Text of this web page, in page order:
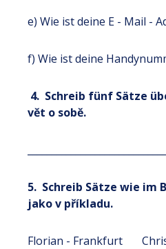
e) Wie ist deine E - Mail -
f) Wie ist deine
4. Schreib fünf Sätze
vět o sobě.
5. Schreib Sätze wie im
jako v příkladu.
Florian - Frankfurt